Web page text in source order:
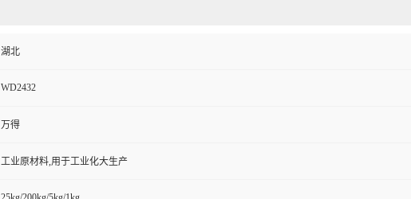
湖北
WD2432
万得
工业原材料,用于工业化大生产